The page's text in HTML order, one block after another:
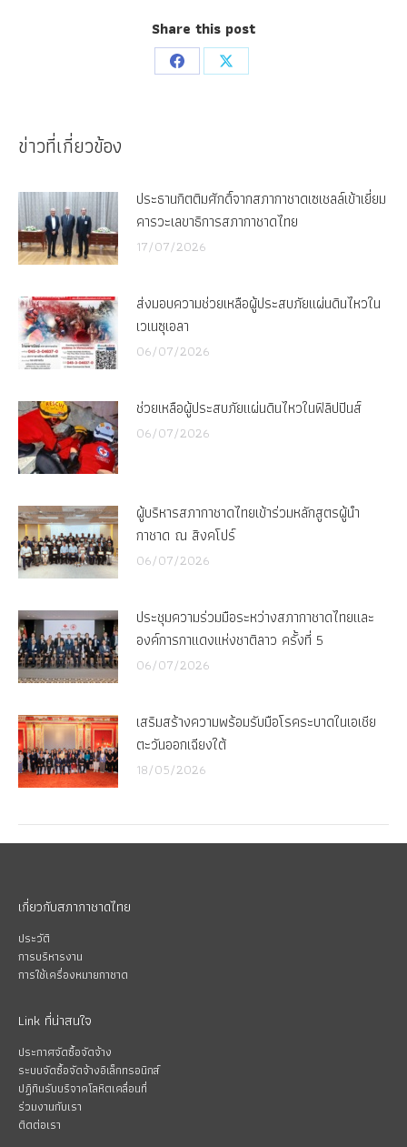
Share this post
Share
Share
ข่าวที่เกี่ยวข้อง
ประธานกิตติมศักดิ์จากสภากาชาดเซเชลล์เข้าเยี่ยม
คารวะเลขาธิการสภากาชาดไทย
17/07/2026
ส่งมอบความช่วยเหลือผู้ประสบภัยแผ่นดินไหวใน
เวเนซุเอลา
06/07/2026
ช่วยเหลือผู้ประสบภัยแผ่นดินไหวในฟิลิปปินส์
06/07/2026
ผู้บริหารสภากาชาดไทยเข้าร่วมหลักสูตรผู้นำ
กาชาด ณ สิงคโปร์
06/07/2026
ประชุมความร่วมมือระหว่างสภากาชาดไทยและ
องค์การกาแดงแห่งชาติลาว ครั้งที่ 5
06/07/2026
เสริมสร้างความพร้อมรับมือโรคระบาดในเอเชีย
ตะวันออกเฉียงใต้
18/05/2026
เกี่ยวกับสภากาชาดไทย
ประวัติ
การบริหารงาน
การใช้เครื่องหมายกาชาด
Link ที่น่าสนใจ
ประกาศจัดซื้อจัดจ้าง
ระบบจัดซื้อจัดจ้างอิเล็กทรอนิกส์
ปฏิทินรับบริจาคโลหิตเคลื่อนที่
ร่วมงานกับเรา
ติดต่อเรา